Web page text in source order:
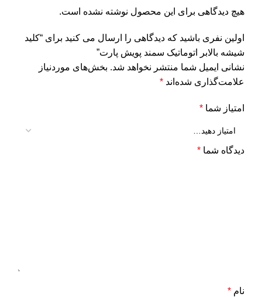
هیچ دیدگاهی برای این محصول نوشته نشده است.
اولین نفری باشید که دیدگاهی را ارسال می کنید برای “کلید
شیشه بالابر اتوماتیک سمند پویش پارت”
نشانی ایمیل شما منتشر نخواهد شد. بخش‌های موردنیاز
علامت‌گذاری شده‌اند *
امتیاز شما *
دیدگاه شما *
نام *